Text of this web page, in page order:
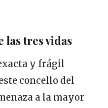
tres vidas
y frágil
concello del
a la mayor